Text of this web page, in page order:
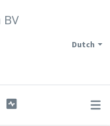
Dutch